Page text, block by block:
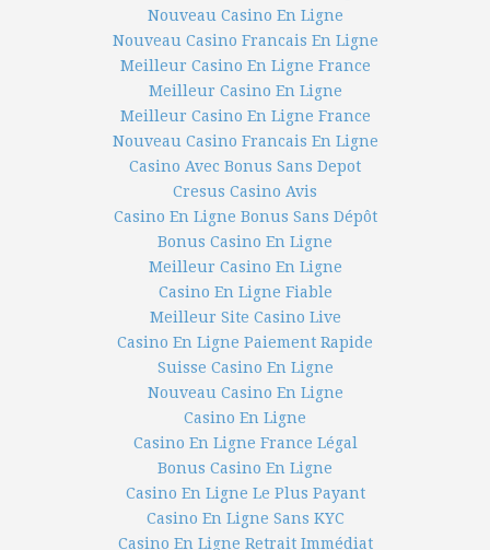
Nouveau Casino En Ligne
Nouveau Casino Francais En Ligne
Meilleur Casino En Ligne France
Meilleur Casino En Ligne
Meilleur Casino En Ligne France
Nouveau Casino Francais En Ligne
Casino Avec Bonus Sans Depot
Cresus Casino Avis
Casino En Ligne Bonus Sans Dépôt
Bonus Casino En Ligne
Meilleur Casino En Ligne
Casino En Ligne Fiable
Meilleur Site Casino Live
Casino En Ligne Paiement Rapide
Suisse Casino En Ligne
Nouveau Casino En Ligne
Casino En Ligne
Casino En Ligne France Légal
Bonus Casino En Ligne
Casino En Ligne Le Plus Payant
Casino En Ligne Sans KYC
Casino En Ligne Retrait Immédiat